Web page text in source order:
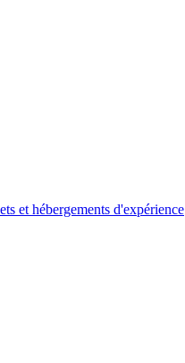
et hébergements d'expérience